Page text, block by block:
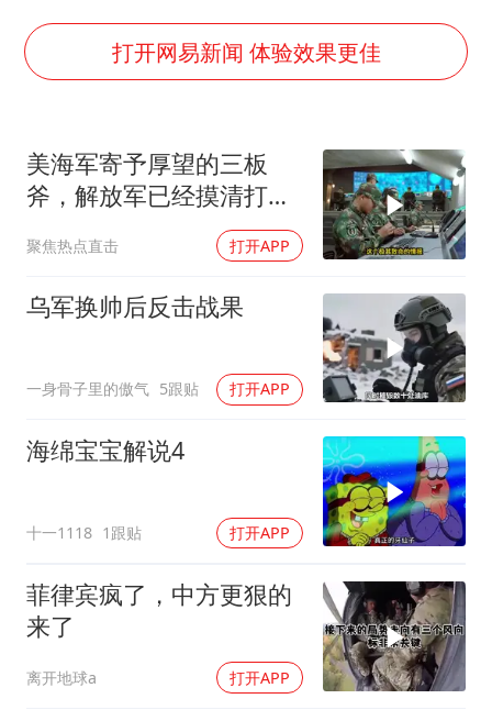
店主称换“青海拉面”招牌后生意更好
泰国初中生饮弹自尽前开了26枪
万岁山接盘烂尾恒大文旅城
习近平心系体育强国建设
打开网易新闻 体验效果更佳
美海军寄予厚望的三板
斧，解放军已经摸清打
法，海空一体联手接下
聚焦热点直击 打开APP
乌军换帅后反击战果
一身骨子里的傲气 5跟贴 打开APP
海绵宝宝解说4
十一1118 1跟贴 打开APP
菲律宾疯了，中方更狠的
来了
离开地球a 打开APP